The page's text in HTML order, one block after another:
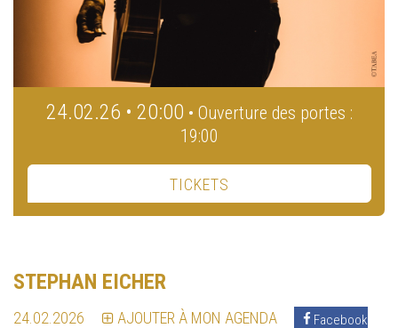
24.02.26 • 20:00 • Ouverture des portes :
19:00
TICKETS
STEPHAN EICHER
24.02.2026 AJOUTER À MON AGENDA Facebook